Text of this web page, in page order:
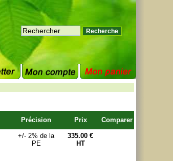
Précision Prix Comparer
+/- 2% de la
PE
335.00 €
HT